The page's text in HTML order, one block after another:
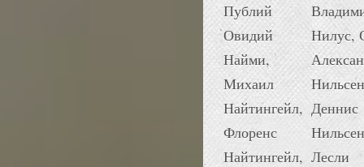
Публий
Овидий
Найми,
Михаил
Найтингейл,
Флоренс
Найтингейл,
Нилус,
Деннис
Лесли